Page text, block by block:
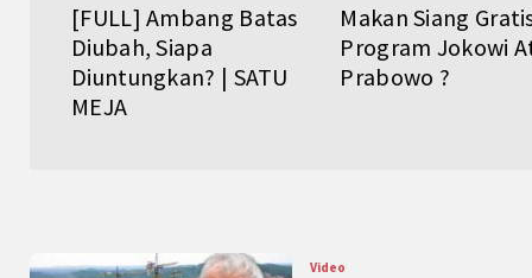
[FULL] Ambang Batas
Diubah, Siapa
Diuntungkan? | SATU
MEJA
Makan Siang
Program Jokowi
Prabowo ?
Video